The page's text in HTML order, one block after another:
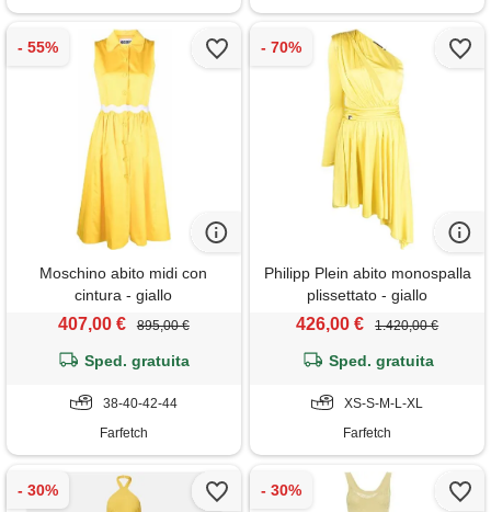
Moschino abito midi con
cintura - giallo
407,00 € 895,00 €
Sped. gratuita
38-40-42-44
Farfetch
Philipp Plein abito monospalla
plissettato - giallo
426,00 € 1.420,00 €
Sped. gratuita
XS-S-M-L-XL
Farfetch